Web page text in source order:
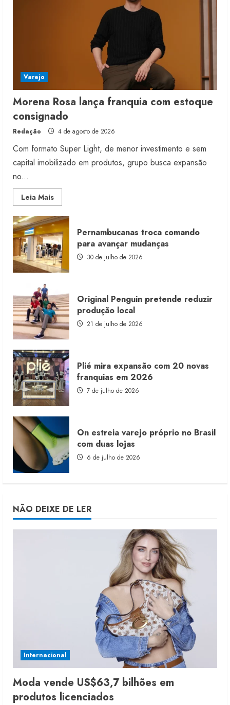
Varejo
Morena Rosa lança franquia com estoque
consignado
Redação 4 de agosto de 2026
Com formato Super Light, de menor investimento e sem
capital imobilizado em produtos, grupo busca expansão
no...
Leia MaisRead
more
Morena
Rosa
lança
franquia
com
estoque
consignado
Pernambucanas troca comando
para avançar mudanças
30 de julho de 2026
Original Penguin pretende reduzir
produção local
21 de julho de 2026
Plié mira expansão com 20 novas
franquias em 2026
7 de julho de 2026
On estreia varejo próprio no Brasil
com duas lojas
6 de julho de 2026
NÃO DEIXE DE LER
Internacional
Moda vende US$63,7 bilhões em
produtos licenciados